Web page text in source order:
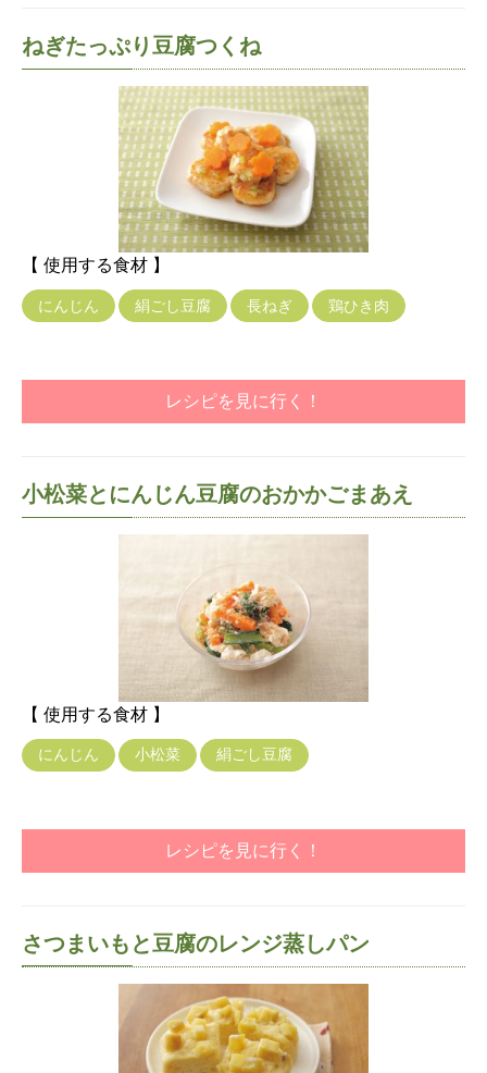
ねぎたっぷり豆腐つくね
【 使用する食材 】
にんじん 絹ごし豆腐 長ねぎ 鶏ひき肉
レシピを見に行く！
小松菜とにんじん豆腐のおかかごまあえ
【 使用する食材 】
にんじん 小松菜 絹ごし豆腐
レシピを見に行く！
さつまいもと豆腐のレンジ蒸しパン